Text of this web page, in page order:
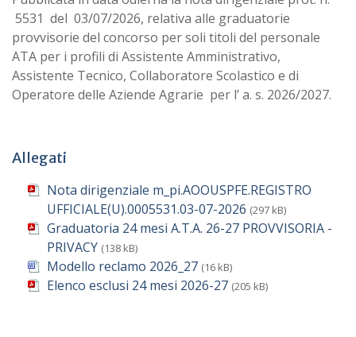
5531 del 03/07/2026, relativa alle graduatorie
provvisorie del concorso per soli titoli del personale
ATA per i profili di Assistente Amministrativo,
Assistente Tecnico, Collaboratore Scolastico e di
Operatore delle Aziende Agrarie per l’ a. s. 2026/2027.
Allegati
Nota dirigenziale m_pi.AOOUSPFE.REGISTRO
UFFICIALE(U).0005531.03-07-2026 (297 kB)
Graduatoria 24 mesi A.T.A. 26-27 PROVVISORIA -
PRIVACY (138 kB)
Modello reclamo 2026_27 (16 kB)
Elenco esclusi 24 mesi 2026-27 (205 kB)